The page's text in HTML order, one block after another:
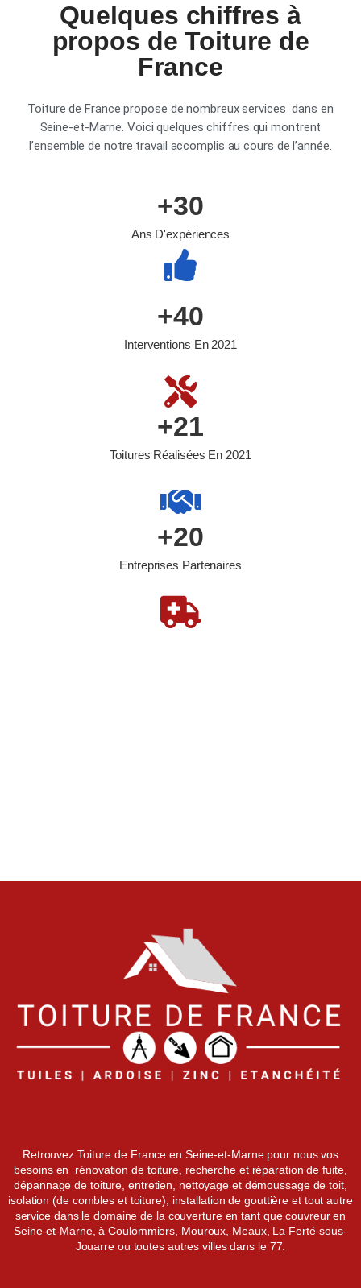
Quelques chiffres à
propos de Toiture de
France
Toiture de France propose de nombreux services dans en
Seine-et-Marne. Voici quelques chiffres qui montrent
l’ensemble de notre travail accomplis au cours de l’année.
Ans D'expériences
+30
Interventions En 2021
+40
Toitures Réalisées En 2021
+21
Entreprises Partenaires
+20
Retrouvez Toiture de France en Seine-et-Marne pour nous vos
besoins en rénovation de toiture, recherche et réparation de fuite,
dépannage de toiture, entretien, nettoyage et démoussage de toit,
isolation (de combles et toiture), installation de gouttière et tout autre
service dans le domaine de la couverture en tant que couvreur en
Seine-et-Marne, à Coulommiers, Mouroux, Meaux, La Ferté-sous-
Jouarre ou toutes autres villes dans le 77.